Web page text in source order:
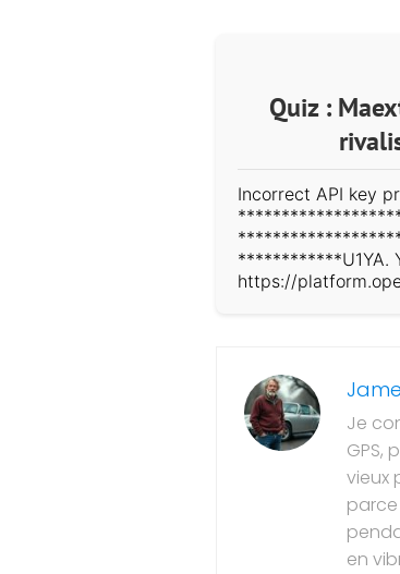
Quiz :
Incorrect API key
************U1YA.
https://
Je
GPS,
vieux
en